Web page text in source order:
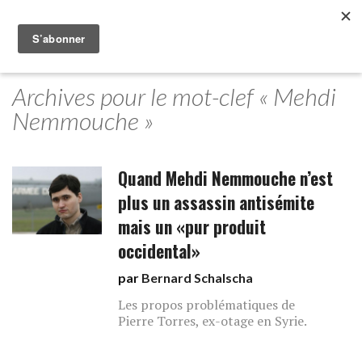
Archives pour le mot-clef « Mehdi
Nemmouche »
Quand Mehdi Nemmouche n’est
plus un assassin antisémite
mais un «pur produit
occidental»
par Bernard Schalscha
Les propos problématiques de
Pierre Torres, ex-otage en Syrie.